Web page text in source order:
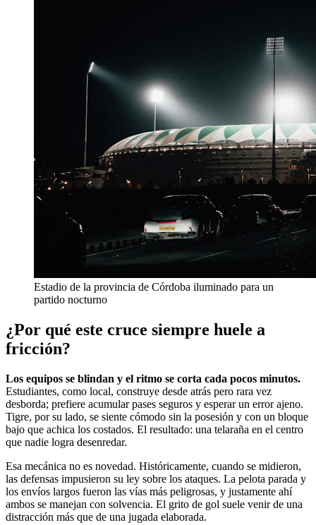
Estadio de la provincia de Córdoba iluminado para un
partido nocturno
¿Por qué este cruce siempre huele a
fricción?
Los equipos se blindan y el ritmo se corta cada pocos minutos.
Estudiantes, como local, construye desde atrás pero rara vez
desborda; prefiere acumular pases seguros y esperar un error ajeno.
Tigre, por su lado, se siente cómodo sin la posesión y con un bloque
bajo que achica los costados. El resultado: una telaraña en el centro
que nadie logra desenredar.
Esa mecánica no es novedad. Históricamente, cuando se midieron,
las defensas impusieron su ley sobre los ataques. La pelota parada y
los envíos largos fueron las vías más peligrosas, y justamente ahí
ambos se manejan con solvencia. El grito de gol suele venir de una
distracción más que de una jugada elaborada.